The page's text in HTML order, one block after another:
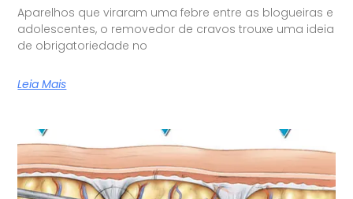
Aparelhos que viraram uma febre entre as blogueiras e
adolescentes, o removedor de cravos trouxe uma ideia
de obrigatoriedade no
Leia Mais